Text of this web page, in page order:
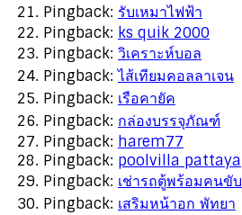
Pingback: รับเหมาไฟฟ้า
Pingback: ks quik 2000
Pingback: วิเคราะห์บอล
Pingback:ไส้เทียมคอลลาเจน
Pingback: เรือคายัค
Pingback: กล่องบรรจุภัณฑ์
Pingback: harem77
Pingback: poolvilla pattaya
Pingback: เช่ารถตู้พร้อมคนขับ
Pingback: เสริมหน้าอก พัทยา